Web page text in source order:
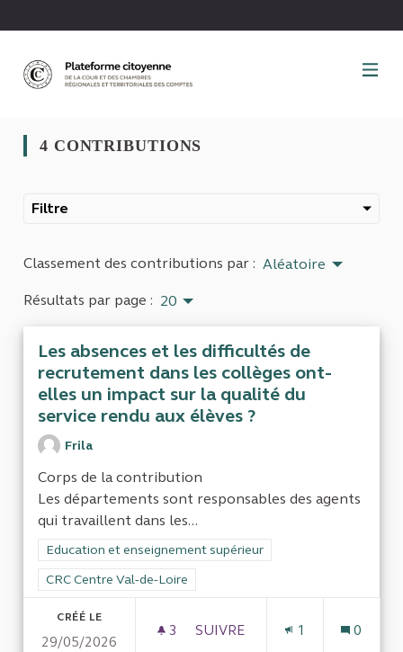
4 CONTRIBUTIONS
Filtre
Classement des contributions par : Aléatoire
Résultats par page : 20
Les absences et les difficultés de
recrutement dans les collèges ont-
elles un impact sur la qualité du
service rendu aux élèves ?
Frila
Corps de la contribution
Les départements sont responsables des agents
qui travaillent dans les...
Filtrer les résultats de la catégorie : Education et
Education et enseignement supérieur
Filtrer les résultats pour le secteur : CRC Centre Val-de-Loire
CRC Centre Val-de-Loire
CRÉÉ LE
29/05/2026
3 3 ABONNÉS
SUIVRE
1 0